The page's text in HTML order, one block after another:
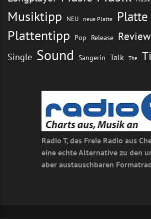
Musiktipp NEU neue Platte Platte
Plattentipp Pop Release Review
Single Sound Sängerin Talk The
Radio T, das Freie Radio aus
eine echte Alternative zu den
aber austauschbaren